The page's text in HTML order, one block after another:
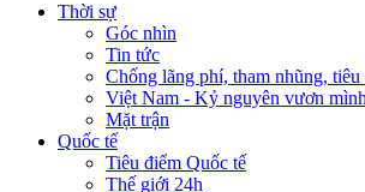
Thời sự
Góc nhìn
Tin tức
Chống lãng phí, tham nhũng, tiêu
Việt Nam - Kỷ nguyên vươn
Mặt trận
Quốc tế
Tiêu điểm Quốc tế
Thế giới 24h